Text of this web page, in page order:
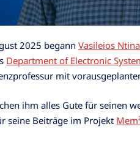
2025 begann Vasileios
Department of Electronic
mit
ihm alles Gute für seinen
seine Beiträge im Projekt